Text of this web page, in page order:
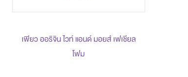
เพียว ออริจิน ไวท์ แอนด์ มอยส์ เฟเชียล
โฟม